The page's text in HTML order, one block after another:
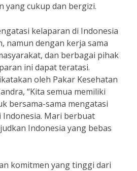
yang cukup dan bergizi.
kelaparan di Indonesia
namun dengan kerja sama
dan berbagai pihak
ini dapat teratasi.
oleh Pakar Kesehatan
“Kita semua memiliki
bersama-sama mengatasi
Indonesia. Mari berbuat
Indonesia yang bebas
komitmen yang tinggi dari